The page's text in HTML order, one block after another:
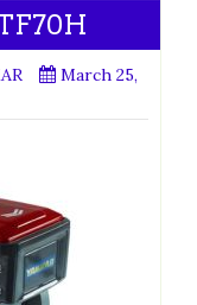
March 25,